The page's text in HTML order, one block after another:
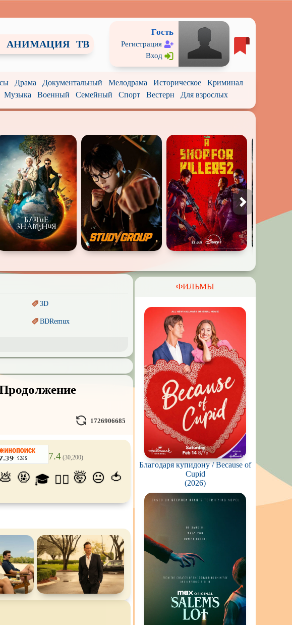
АНИМАЦИЯ ТВ
Гость
Регистрация
Вход
Драма Документальный Мелодрама Историческое
Криминал
Музыка Военный Семейный Спорт Вестерн Для взрослых
3D
BDRemux
Антиутопия
Индийское кино
Маги и Волшебники
Про гангстеров
Про драконов
лодки
Про мафию
Про путешествия
во
времени
Про собак
Про танцы
1726906685
7.4 (30,200)
💩 🤬 🎓 😵‍💫 🤯 😐 🍅
ФИЛЬМЫ
Благодаря купидону / Because of
Cupid
(2026)